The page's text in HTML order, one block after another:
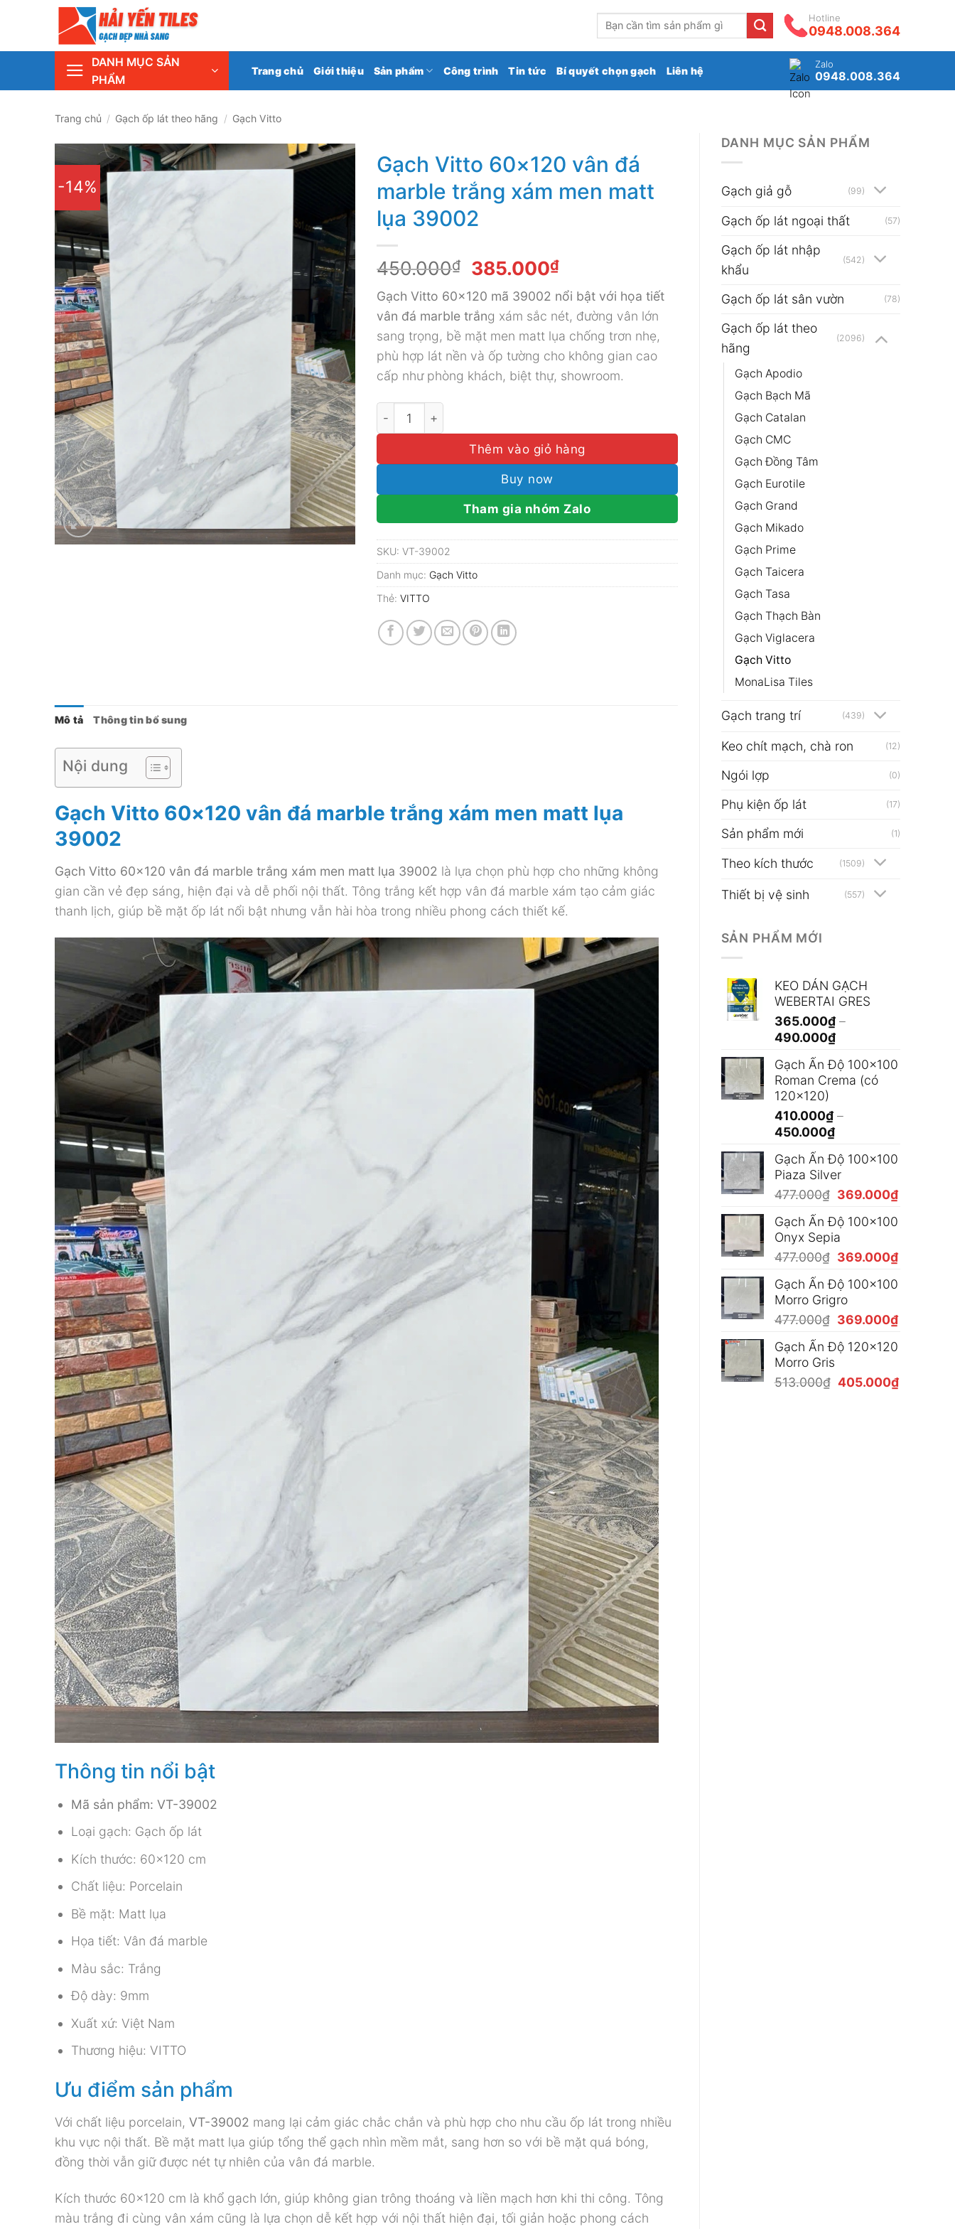
content
Tìm
kiếm:
Hotline
0948.008.364
DANH MỤC SẢN
PHẨM
Trang chủ Giới thiệu Sản phẩm Công trình Tin tức Bí quyết chọn gạch Liên hệ
Zalo
0948.008.364
Trang chủ / Gạch ốp lát theo hãng / Gạch Vitto
DANH MỤC SẢN PHẨM
Gạch giả gỗ (99)
Gạch ốp lát ngoại thất (57)
Gạch ốp lát nhập
khẩu
(542)
Gạch ốp lát sân vườn (78)
Gạch ốp lát theo
hãng
(2096)
Gạch Apodio
Gạch Bạch Mã
Gạch Catalan
Gạch CMC
Gạch Đồng Tâm
Gạch Eurotile
Gạch Grand
Gạch Mikado
Gạch Prime
Gạch Taicera
Gạch Tasa
Gạch Thạch Bàn
Gạch Viglacera
Gạch Vitto
MonaLisa Tiles
Gạch trang trí (439)
Keo chít mạch, chà ron (12)
Ngói lợp (0)
Phụ kiện ốp lát (17)
Sản phẩm mới (1)
Theo kích thước (1509)
Thiết bị vệ sinh (557)
SẢN PHẨM MỚI
KEO DÁN GẠCH
WEBERTAI GRES
365.000₫ –
490.000₫Khoảng
từ
365.000₫
490.000₫
Gạch Ấn Độ 100x100
Roman Crema (có
120x120)
410.000₫ –
450.000₫Khoảng
từ
410.000₫
đến
450.000₫
Gạch Ấn Độ 100x100
Piaza Silver
477.000₫ Giá
là:
477.000₫.
369.000₫Giá
tại
Gạch Ấn Độ 100x100
Onyx Sepia
477.000₫ Giá
là:
477.000₫.
369.000₫Giá
tại
Gạch Ấn Độ 100x100
Morro Grigro
477.000₫ Giá
là:
369.000₫Giá
tại
Gạch Ấn Độ 120x120
Morro Gris
513.000₫ Giá
405.000₫Giá
-14%
Gạch Vitto 60×120 vân đá
marble trắng xám men matt
lụa 39002
450.000₫
Giá
gốc
là:
450.000₫.
385.000₫Giá
hiện
tại
là:
385.000₫.
Gạch Vitto 60×120 mã 39002 nổi bật với họa tiết
vân đá marble trắng xám sắc nét, đường vân lớn
sang trọng, bề mặt men matt lụa chống trơn nhẹ,
phù hợp lát nền và ốp tường cho không gian cao
cấp như phòng khách, biệt thự, showroom.
Gạch Vitto 60x120 vân đá marble trắng xám men matt lụa 39002 số lượng
Thêm vào giỏ hàng
Buy now
Tham gia nhóm Zalo
SKU:VT-39002
Danh mục: Gạch Vitto
Thẻ:VITTO
Mô tả Thông tin bổ sung
Nội dung
Gạch Vitto 60×120 vân đá marble trắng xám men matt lụa
39002
Gạch Vitto 60×120 vân đá marble trắng xám men matt lụa 39002 là lựa chọn phù hợp cho những không
gian cần vẻ đẹp sáng, hiện đại và dễ phối nội thất. Tông trắng kết hợp vân đá marble xám tạo cảm giác
thanh lịch, giúp bề mặt ốp lát nổi bật nhưng vẫn hài hòa trong nhiều phong cách thiết kế.
Thông tin nổi bật
Mã sản phẩm: VT-39002
Loại gạch: Gạch ốp lát
Kích thước: 60×120 cm
Chất liệu: Porcelain
Bề mặt: Matt lụa
Họa tiết: Vân đá marble
Màu sắc: Trắng
Độ dày: 9mm
Xuất xứ: Việt Nam
Thương hiệu: VITTO
Ưu điểm sản phẩm
Với chất liệu porcelain, VT-39002 mang lại cảm giác chắc chắn và phù hợp cho nhu cầu ốp lát trong nhiều
khu vực nội thất. Bề mặt matt lụa giúp tổng thể gạch nhìn mềm mắt, sang hơn so với bề mặt quá bóng,
đồng thời vẫn giữ được nét tự nhiên của vân đá marble.
Kích thước 60×120 cm là khổ gạch lớn, giúp không gian trông thoáng và liền mạch hơn khi thi công. Tông
màu trắng đi cùng vân xám cũng là lựa chọn dễ kết hợp với nội thất hiện đại, tối giản hoặc phong cách